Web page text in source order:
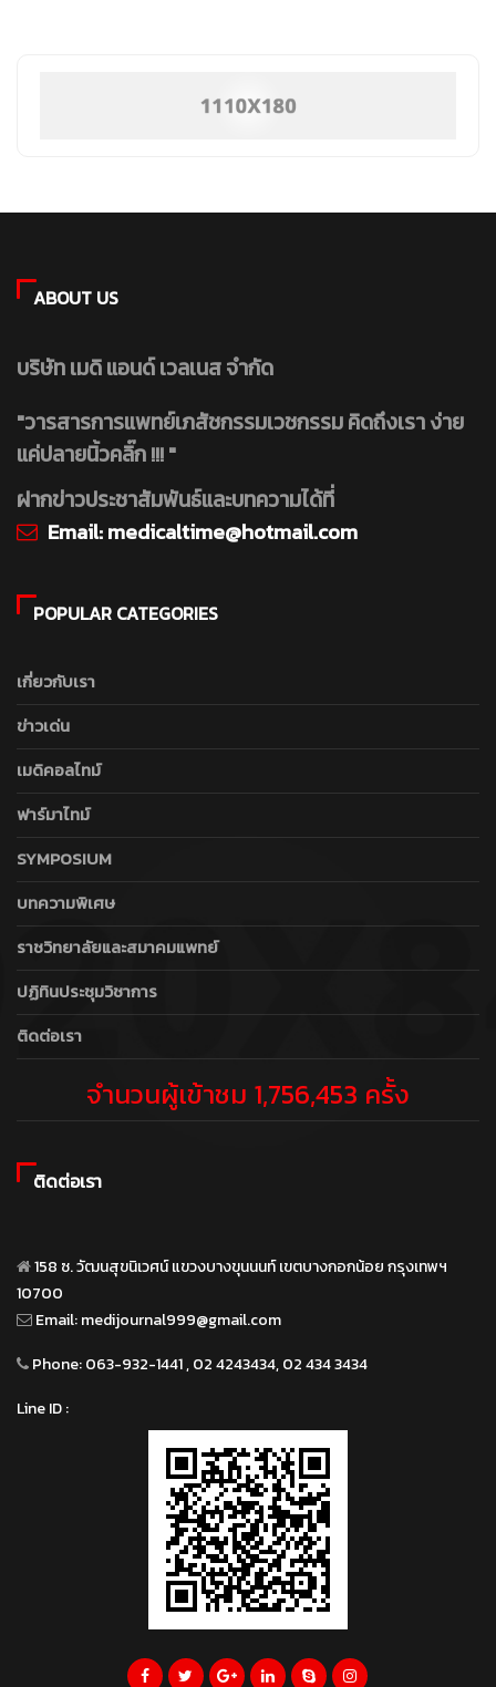
ABOUT US
บริษัท เมดิ แอนด์ เวลเนส จำกัด
"วารสารการแพทย์เภสัชกรรมเวชกรรม คิดถึงเรา ง่าย
แค่ปลายนิ้วคลิ๊ก !!! "
ฝากข่าวประชาสัมพันธ์และบทความได้ที่
Email:medicaltime@hotmail.com
POPULAR CATEGORIES
เกี่ยวกับเรา
ข่าวเด่น
เมดิคอลไทม์
ฟาร์มาไทม์
SYMPOSIUM
บทความพิเศษ
ราชวิทยาลัยและสมาคมแพทย์
ปฏิทินประชุมวิชาการ
ติดต่อเรา
จำนวนผู้เข้าชม 1,756,453 ครั้ง
ติดต่อเรา
158 ซ. วัฒนสุขนิเวศน์ แขวงบางขุนนนท์ เขตบางกอกน้อย กรุงเทพฯ
10700
Email:medijournal999@gmail.com
Phone:063-932-1441 , 02 4243434, 02 434 3434
Line ID :